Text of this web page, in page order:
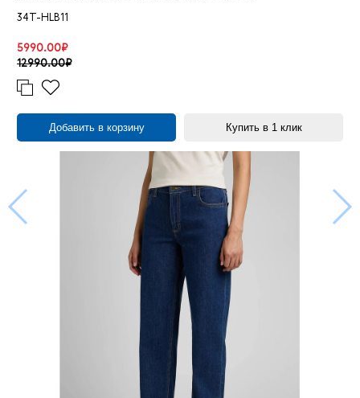
34T-HLB11
5990.00₽
12990.00₽
Добавить в корзину Купить в 1 клик